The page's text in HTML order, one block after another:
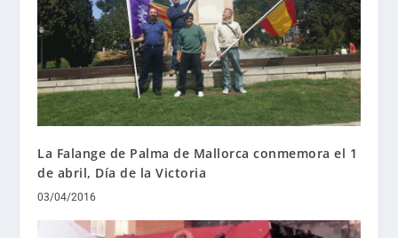
La Falange de Palma de Mallorca conmemora el 1
de abril, Día de la Victoria
03/04/2016